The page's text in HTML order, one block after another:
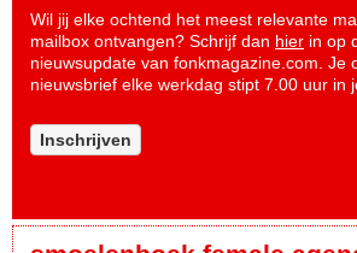
Wil jij elke ochtend het meest relevante
mailbox ontvangen? Schrijf dan hier in op
nieuwsupdate van fonkmagazine.com. Je
nieuwsbrief elke werkdag stipt 7.00 uur in
Inschrijven